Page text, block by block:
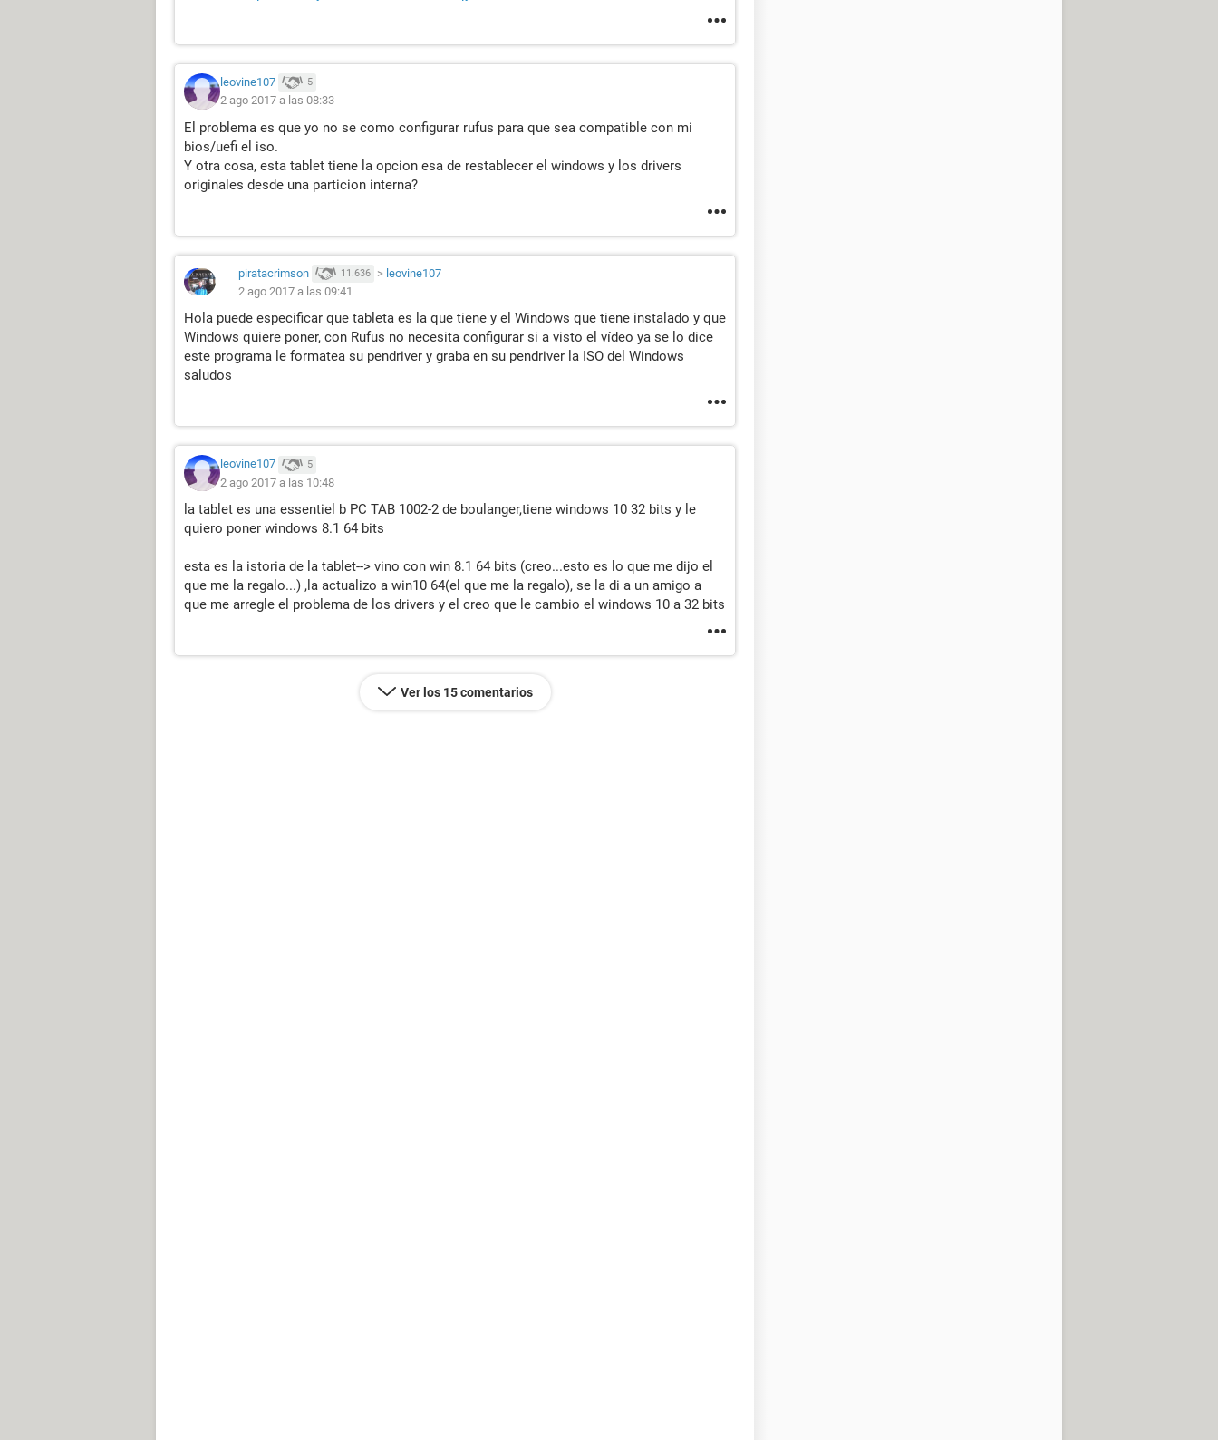
leovine107 5
2 ago 2017 a las 08:33
El problema es que yo no se como configurar rufus para que sea compatible con mi
bios/uefi el iso.
Y otra cosa, esta tablet tiene la opcion esa de restablecer el windows y los drivers
originales desde una particion interna?
piratacrimson 11.636 > leovine107
2 ago 2017 a las 09:41
Hola puede especificar que tableta es la que tiene y el Windows que tiene instalado y que
Windows quiere poner, con Rufus no necesita configurar si a visto el vídeo ya se lo dice
este programa le formatea su pendriver y graba en su pendriver la ISO del Windows
saludos
leovine107 5
2 ago 2017 a las 10:48
la tablet es una essentiel b PC TAB 1002-2 de boulanger,tiene windows 10 32 bits y le
quiero poner windows 8.1 64 bits
esta es la istoria de la tablet--> vino con win 8.1 64 bits (creo...esto es lo que me dijo el
que me la regalo...) ,la actualizo a win10 64(el que me la regalo), se la di a un amigo a
que me arregle el problema de los drivers y el creo que le cambio el windows 10 a 32 bits
Ver los 15 comentarios